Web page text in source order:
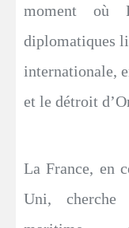
moment où
diplomatiques
internationale,
et le détroit
La France, en
Uni,